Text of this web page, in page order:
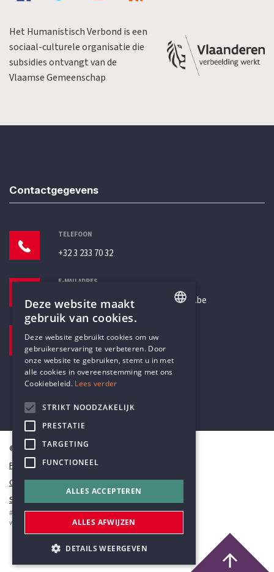
Het Humanistisch Verbond is een
sociaal-culturele organisatie die
subsidies ontvangt van de
Vlaamse Gemeenschap
Contactgegevens
TELEFOON
+32 3 233 70 32
E-MAILADRES
secretariaat@humanistischverbond.be
Pottenbrug 4
Antwerpen, 2000
© Humanistisch Verbond 2026
Privacy
Cookiestatement
Sitemap
#codedwithlove byCodelines
webapplicaties
mobiele apps&maatwerk websites
DUTCH
Deze website maakt
gebruik van cookies.
Deze website gebruikt cookies om uw
gebruikerservaring te verbeteren. Door
onze website te gebruiken, stemt u in met
alle cookies in overeenstemming met ons
Cookiebeleid. Lees verder
STRIKT NOODZAKELIJK
PRESTATIE
TARGETING
FUNCTIONEEL
ALLES ACCEPTEREN
ALLES AFWIJZEN
DETAILS WEERGEVEN